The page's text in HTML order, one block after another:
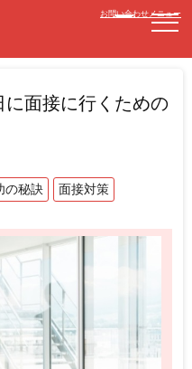
お問い合わせメニュー
面接に行くための
の秘訣 面接対策